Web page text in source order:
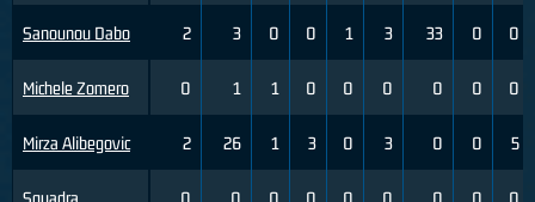
Sanounou Dabo
Michele Zomero
Mirza Alibegovic
2 3 0 0 1 3 33 0 0
0 1 1 0 0 0 0 0 0
2 26 1 3 0 3 0 0 5